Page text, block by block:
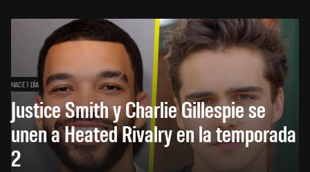
HACE 1 DÍA
Justice Smith y Charlie Gillespie se
unen a Heated Rivalry en la temporada
2